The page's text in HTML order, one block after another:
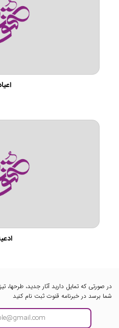
در صورتی که تمایل دارید آثار جدید، طرحها،
شما برسد در خبرنامه قنوت ثبت نام کنید